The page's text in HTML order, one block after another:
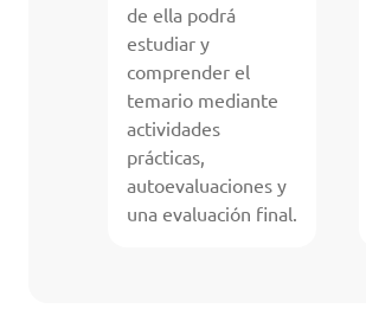
de ella podrá
estudiar y
comprender el
temario mediante
actividades
prácticas,
autoevaluaciones y
una evaluación final.